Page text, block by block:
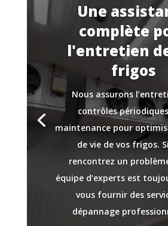
Une
complète
l'entretien
frigos
Nous assurons
contrôles
maintenance pour
de vie de vos frigos.
rencontrez un
équipe d’experts est
vous fournir des
dépannage